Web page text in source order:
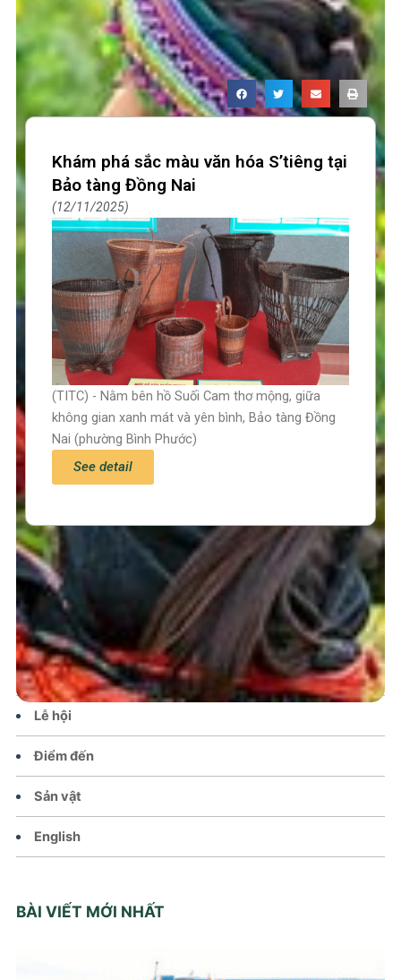
Trang chủ
Tin tức – Sự kiện
Chính sách
Văn hoá – Đời sống
Lễ hội
Điểm đến
Sản vật
English
BÀI VIẾT MỚI NHẤT
Khám phá sắc màu văn hóa S’tiêng tại
Bảo tàng Đồng Nai
12/11/2025
(TITC) - Nằm bên hồ Suối Cam thơ mộng, giữa
không gian xanh mát và yên bình, Bảo tàng Đồng
Nai (phường Bình Phước)
See detail